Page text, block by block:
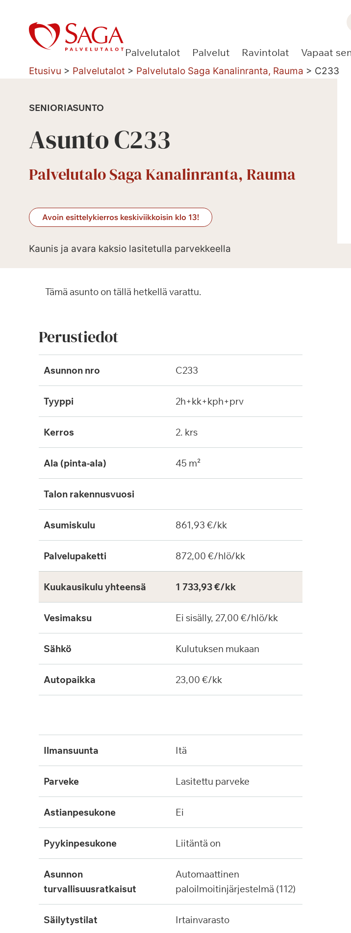
sisältöön
Palvelutalot Palvelut Ravintolat Vapaat
Etusivu > Palvelutalot > Palvelutalo Saga Kanalinranta, Rauma > C233
SENIORIASUNTO
Asunto C233
Palvelutalo Saga Kanalinranta, Rauma
Avoin esittelykierros keskiviikkoisin klo 13!
Kaunis ja avara kaksio lasitetulla parvekkeella
Tämä asunto on tällä hetkellä varattu.
Perustiedot
Asunnon nro C233
Tyyppi 2h+kk+kph+prv
Kerros 2. krs
Ala (pinta-ala) 45 m²
Talon rakennusvuosi
Asumiskulu 861,93 €/kk
Palvelupaketti 872,00 €/hlö/kk
Kuukausikulu yhteensä 1 733,93 €/kk
Vesimaksu Ei sisälly, 27,00 €/hlö/kk
Sähkö Kulutuksen mukaan
Autopaikka 23,00 €/kk
ilmansuunta itä
parveke lasitettu parveke
astianpesukone ei
pyykinpesukone liitäntä on
asunnon
turvallisuusratkaisut
automaattinen
paloilmoitinjärjestelmä (112)
säilytystilat irtainvarasto